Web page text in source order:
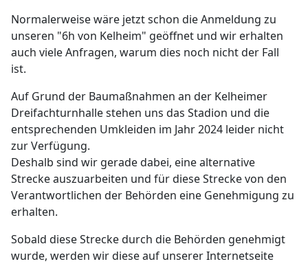
Normalerweise wäre jetzt schon die Anmeldung zu
unseren "6h von Kelheim" geöffnet und wir erhalten
auch viele Anfragen, warum dies noch nicht der Fall
ist.
Auf Grund der Baumaßnahmen an der Kelheimer
Dreifachturnhalle stehen uns das Stadion und die
entsprechenden Umkleiden im Jahr 2024 leider nicht
zur Verfügung.
Deshalb sind wir gerade dabei, eine alternative
Strecke auszuarbeiten und für diese Strecke von den
Verantwortlichen der Behörden eine Genehmigung zu
erhalten.
Sobald diese Strecke durch die Behörden genehmigt
wurde, werden wir diese auf unserer Internetseite